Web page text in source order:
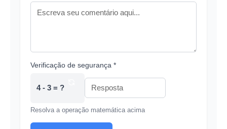
Verificação de segurança *
4 - 3 = ?
Resolva a operação matemática acima